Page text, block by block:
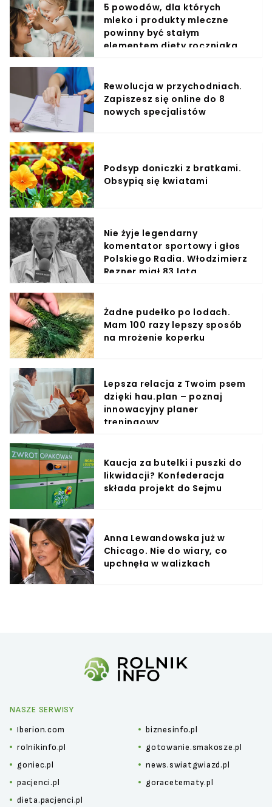
5 powodów, dla których
mleko i produkty mleczne
powinny być stałym
elementem diety roczniaka
Rewolucja w przychodniach.
Zapiszesz się online do 8
nowych specjalistów
Podsyp doniczki z bratkami.
Obsypią się kwiatami
Nie żyje legendarny
komentator sportowy i głos
Polskiego Radia. Włodzimierz
Rezner miał 83 lata
Żadne pudełko po lodach.
Mam 100 razy lepszy sposób
na mrożenie koperku
Lepsza relacja z Twoim psem
dzięki hau.plan – poznaj
innowacyjny planer
treningowy
Kaucja za butelki i puszki do
likwidacji? Konfederacja
składa projekt do Sejmu
Anna Lewandowska już w
Chicago. Nie do wiary, co
upchnęła w walizkach
NASZE SERWISY
Iberion.com
biznesinfo.pl
rolnikinfo.pl
gotowanie.smakosze.pl
goniec.pl
news.swiatgwiazd.pl
pacjenci.pl
goracetematy.pl
dieta.pacjenci.pl